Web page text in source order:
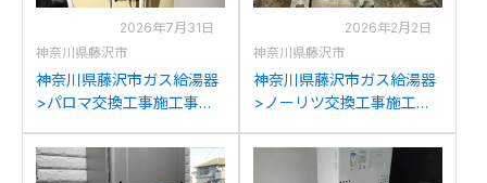
2026年7月31日
神奈川県藤沢市
神奈川県藤沢市ガス給湯器
>パロマ交換工事施工事
H2400AWからパロマFH-
E2422SAWLへの交換
2026年2月2日
神奈川県藤沢市
神奈川県藤沢市ガス給湯器
>ノーリツ交換工事施工事
2050(S)AXからノーリツ
GT-C2072SAR BLへの交換